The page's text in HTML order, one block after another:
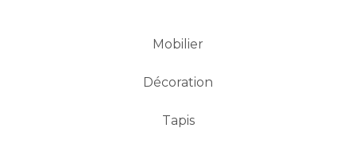
Mobilier
Décoration
Tapis